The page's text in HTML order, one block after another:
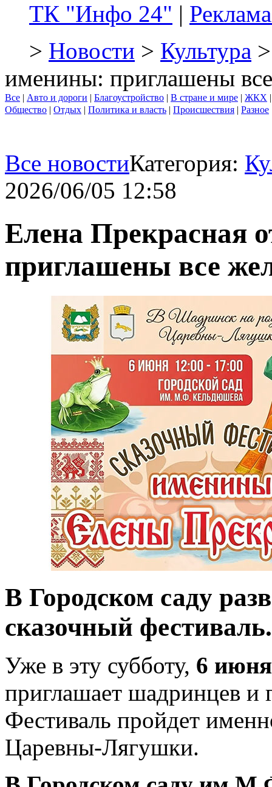
ТК "Инфо 24" |
> Новости > Культура
именины: приглашены
Все | Авто и дороги | Благоустройство | В стране и мире | ЖКХ
Общество | Отдых | Политика и власть | Происшествия | Разное
Все новостиКатегория:
2026/06/05 12:58
Елена Прекрасная
приглашены все
В Городском саду
сказочный фестиваль.
Уже в эту субботу, 6
приглашает шадринцев и
Фестиваль пройдет
Царевны-Лягушки.